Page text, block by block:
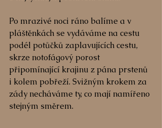
Po mrazivé noci ráno balíme a v
pláštěnkách se vydáváme na cestu
podél potůčků zaplavujících cestu,
skrze notofágový porost
připomínající krajinu z pána prstenů
i kolem pobřeží. Svižným krokem za
zády necháváme ty, co mají namířeno
stejným směrem.